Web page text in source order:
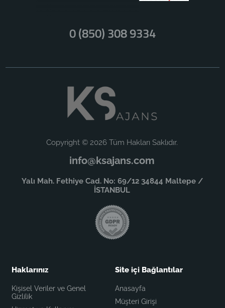
0 (850) 308 9334
Copyright © 2026 Tüm Hakları Saklıdır.
info@ksajans.com
Yalı Mah. Fethiye Cad. No: 69/12 34844 Maltepe /
İSTANBUL
Haklarınız
Kişisel Veriler ve Genel
Gizlilik
Site içi Bağlantılar
Anasayfa
Müşteri Girişi